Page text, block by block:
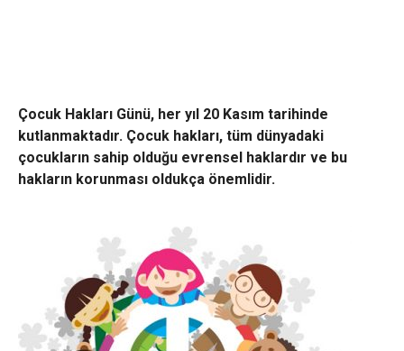
Çocuk Hakları Günü, her yıl 20 Kasım tarihinde
kutlanmaktadır. Çocuk hakları, tüm dünyadaki
çocukların sahip olduğu evrensel haklardır ve bu
hakların korunması oldukça önemlidir.